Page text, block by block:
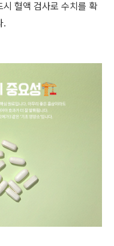
혈액 검사로 수치를 확
.